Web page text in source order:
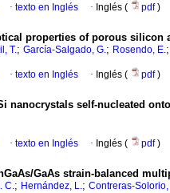
· texto en Inglés · Inglés ( pdf)
properties of porous silicon
T.; García-Salgado, G.; Rosendo, E.
· texto en Inglés · Inglés ( pdf)
nanocrystals self-nucleated
· texto en Inglés · Inglés ( pdf)
GaAs strain-balanced
C.; Hernández, L.; Contreras-Solorio,